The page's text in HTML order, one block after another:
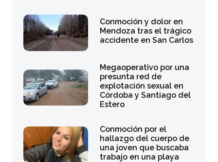
Conmoción y dolor en
Mendoza tras el trágico
accidente en San Carlos
Megaoperativo por una
presunta red de
explotación sexual en
Córdoba y Santiago del
Estero
Conmoción por el
hallazgo del cuerpo de
una joven que buscaba
trabajo en una playa